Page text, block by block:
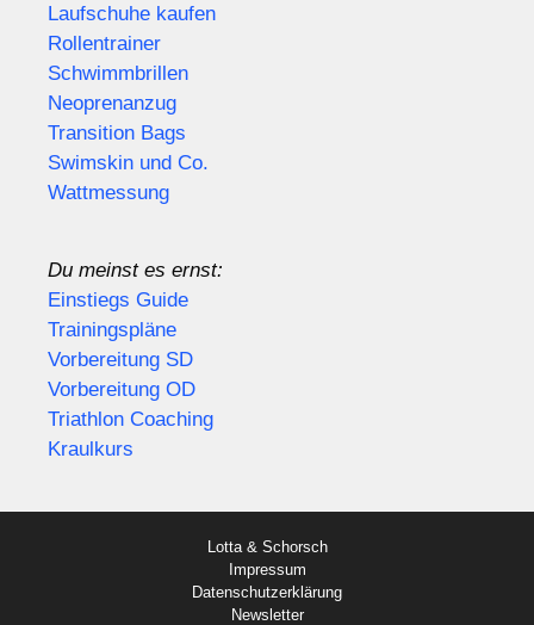
Laufschuhe kaufen
Rollentrainer
Schwimmbrillen
Neoprenanzug
Transition Bags
Swimskin und Co.
Wattmessung
Du meinst es ernst:
Einstiegs Guide
Trainingspläne
Vorbereitung SD
Vorbereitung OD
Triathlon Coaching
Kraulkurs
Lotta & Schorsch
Impressum
Datenschutzerklärung
Newsletter